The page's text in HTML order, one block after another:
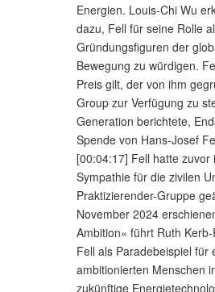
Energien. Louis-Chi Wu
dazu, Fell für seine Rolle
Gründungsfiguren der
Bewegung zu würdigen.
Preis gilt, der von ihm
Group zur Verfügung zu
Generation berichtete,
Spende von Hans-Josef
[00:04:17] Fell hatte zuvor
Sympathie für die zivilen
Praktizierender-Gruppe
November 2024
Ambition« führt Ruth
Fell als Paradebeispiel für
ambitionierten Menschen
zukünftige